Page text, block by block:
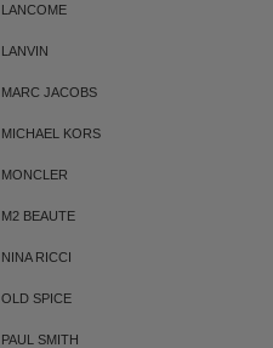
LANCOME
LANVIN
MARC JACOBS
MICHAEL KORS
MONCLER
M2 BEAUTE
NINA RICCI
OLD SPICE
PAUL SMITH